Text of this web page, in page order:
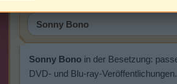
Sonny Bono in der Besetzung:
DVD- und Blu-ray-Veröffentlichungen.